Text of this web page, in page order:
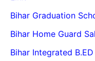
Bihar Graduation
Bihar Home Guard
Bihar Integrated